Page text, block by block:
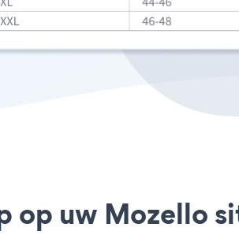
op uw Mozello